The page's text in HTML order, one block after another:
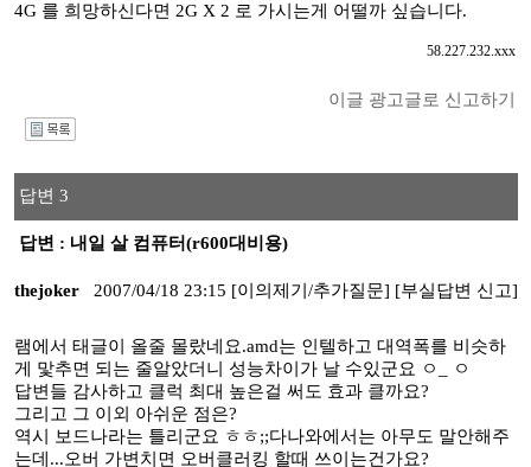
4G 를 희망하신다면 2G X 2 로 가시는게 어떨까 싶습니다.
58.227.232.xxx
이글 광고글로 신고하기
답변 3
답변 : 내일 살 컴퓨터(r600대비용)
thejoker 2007/04/18 23:15 [이의제기/추가질문] [부실답변 신고]
램에서 태글이 올줄 몰랐네요.amd는 인텔하고 대역폭를 비슷하
게 맟추면 되는 줄알았더니 성능차이가 날 수있군요 ㅇ_ ㅇ
답변들 감사하고 클럭 최대 높은걸 써도 효과 클까요?
그리고 그 이외 아쉬운 점은?
역시 보드나라는 틀리군요 ㅎㅎ;;다나와에서는 아무도 말안해주
는데...오버 가변치면 오버클러킹 할때 쓰이는건가요?